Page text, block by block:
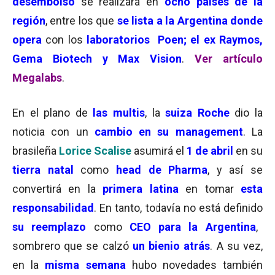
región, entre los que se lista a la Argentina donde
opera con los laboratorios Poen; el ex Raymos,
Gema Biotech y Max Vision.Ver artículo
Megalabs.
En el plano de las multis, lasuiza Rochedio la
noticia con un cambio en su management. La
brasileña Lorice Scalise asumirá el 1 de abril en su
tierra natal
como head de Pharma, y así se
convertirá en la primera latina en tomar esta
responsabilidad . En tanto, todavía no está definido
su reemplazo
como CEO para la Argentina,
sombrero que se calzó un bienio atrás. A su vez,
en la misma semana hubo novedades también